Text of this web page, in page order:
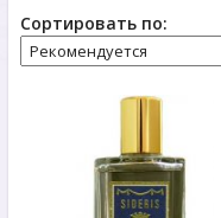
Сортировать по: